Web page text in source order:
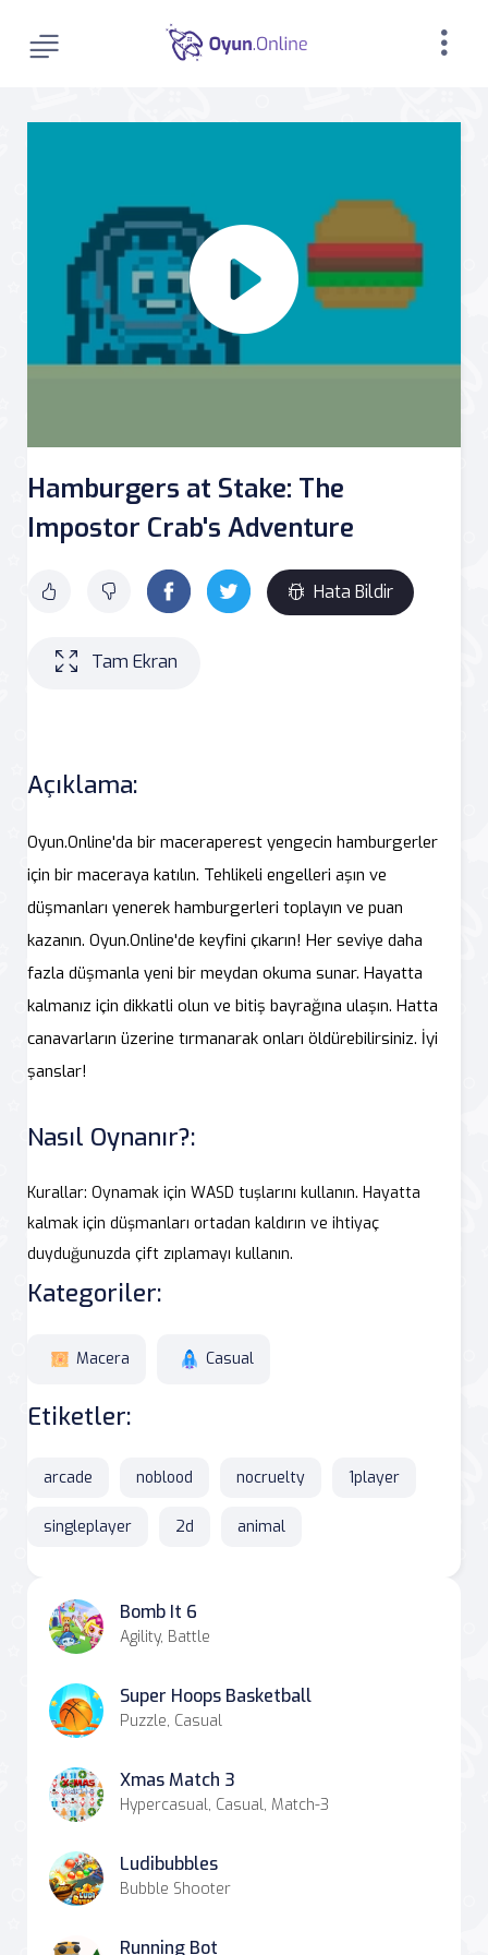
Hamburgers at Stake: The
Impostor Crab's Adventure
Hata Bildir
Tam Ekran
Açıklama:
Oyun.Online'da bir maceraperest yengecin hamburgerler
için bir maceraya katılın. Tehlikeli engelleri aşın ve
düşmanları yenerek hamburgerleri toplayın ve puan
kazanın. Oyun.Online'de keyfini çıkarın! Her seviye daha
fazla düşmanla yeni bir meydan okuma sunar. Hayatta
kalmanız için dikkatli olun ve bitiş bayrağına ulaşın. Hatta
canavarların üzerine tırmanarak onları öldürebilirsiniz. İyi
şanslar!
Nasıl Oynanır?:
Kurallar: Oynamak için WASD tuşlarını kullanın. Hayatta
kalmak için düşmanları ortadan kaldırın ve ihtiyaç
duyduğunuzda çift zıplamayı kullanın.
Kategoriler:
Macera Casual
Etiketler:
arcade noblood nocruelty 1player
singleplayer 2d animal
Bomb It 6
Agility, Battle
Super Hoops Basketball
Puzzle, Casual
Xmas Match 3
Hypercasual, Casual, Match-3
Ludibubbles
Bubble Shooter
Running Bot